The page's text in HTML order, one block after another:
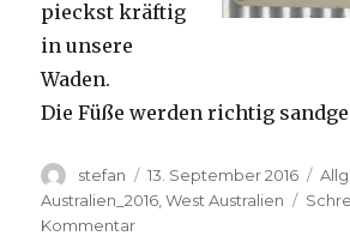
pieckst kräftig
in unsere
Waden.
Die Füße werden richtig
Autor
stefan
Veröffentlicht
am
13. September 2016
Australien_2016 ,West Australien
Kommentarzu